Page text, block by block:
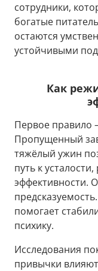
сотрудники,
богатые
остаются
устойчивыми
Как
Первое правило
Пропущенный
тяжёлый ужин
путь к
эффективности.
помогает
психику.
Исследования
привычки